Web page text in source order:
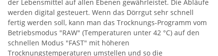
der Lebensmittel auf allen Ebenen gewährleistet. Die Abläufe
werden digital gesteuert. Wenn das Dörrgut sehr schnell
fertig werden soll, kann man das Trocknungs-Programm vom
Betriebsmodus "RAW" (Temperaturen unter 42 °C) auf den
schnellen Modus "FAST" mit höheren
Trocknungstemperaturen umstellen und so die